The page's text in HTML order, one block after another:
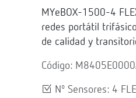
MYeBOX-1500-4
redes portátil
de calidad y
Código:
Nº Sensores: 4